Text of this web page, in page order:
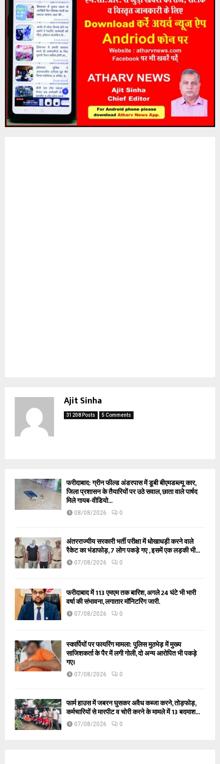
Ajit Sinha
31208 Posts 5 Comments
फरीदाबाद: ग्रीन फील्ड अंडरपास में डूबी बीएमडब्ल्यू कार,
जिला प्रशासन के तैयारियों पर उठे सवाल, छाता वाले पार्षद
मिले गायब-वीडियो...
08/08/2026 0
अंतरराज्यीय सरकारी भर्ती परीक्षा में धोखाधड़ी करने वाले
रैकेट का भंडाफोड़, 7 लोग पकड़े गए , इसमें एक लड़की भी...
07/08/2026 0
फरीदाबाद में 113 एमएम तक बारिश, अगले 24 घंटे भी भारी
वर्षा की संभावना, लगातार मॉनिटरिंग जारी.
07/08/2026 0
स्कार्पियों पर फायरिंग मामला: पुलिस मुठभेड़ में मुख्य
साजिशकर्ता के पैर में लगी गोली, दो अन्य आरोपित भी पकड़े
गए।
07/08/2026 0
फार्म हाउस में जबरन घुसकर अवैध कब्जा करने, तोड़फोड़,
कर्मचारियों से मारपीट व चोरी करने के मामले में 13 बदमाश...
07/08/2026 0